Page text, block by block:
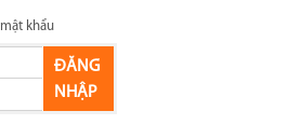
khẩu
ĐĂNG
NHẬP